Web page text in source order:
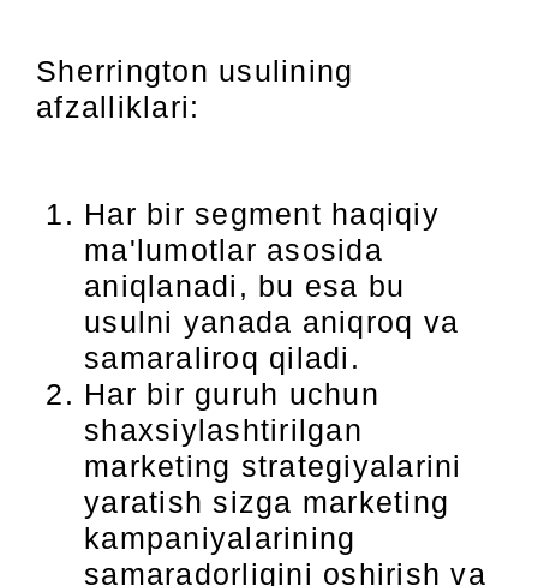
Sherrington usulining
afzalliklari:
Har bir segment haqiqiy
ma'lumotlar asosida
aniqlanadi, bu esa bu
usulni yanada aniqroq va
samaraliroq qiladi.
Har bir guruh uchun
shaxsiylashtirilgan
marketing strategiyalarini
yaratish sizga marketing
kampaniyalarining
samaradorligini oshirish va